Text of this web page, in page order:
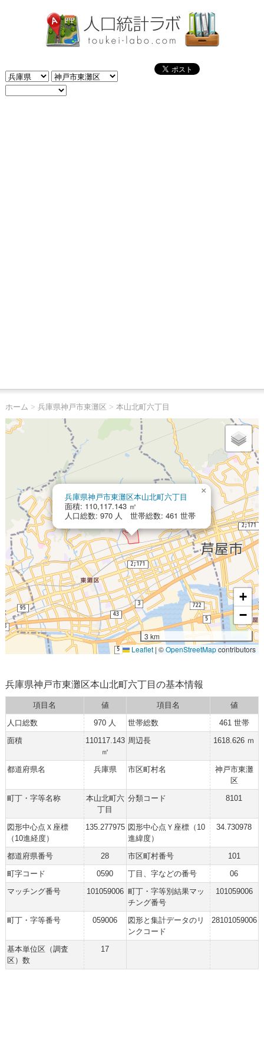
ホーム > 兵庫県神戸市東灘区 > 本山北町六丁目
兵庫県神戸市東灘区本山北町六丁目
面積: 110,117.143 ㎡
人口総数: 970 人 世帯総数: 461 世帯
×
+
−
3 km
Leaflet | ©OpenStreetMapcontributors
兵庫県神戸市東灘区本山北町六丁目の基本情報
項目名 値 項目名
値
人口総数
970 人 世帯総数
461 世帯
面積
110117.143
㎡
周辺長 1618.626 ｍ
都道府県名 兵庫県 市区町村名
神戸市東灘
区
町丁・字等名称
本山北町六
丁目
分類コード 8101
図形中心点Ｘ座標
（10進経度）
135.277975 図形中心点Ｙ座標（10
進緯度）
34.730978
都道府県番号 28 市区町村番号
101
町字コード
0590 丁目、字などの番号
06
マッチング番号
101059006 町丁・字等別結果マッ
チング番号
101059006
町丁・字等番号 059006
図形と集計データのリ
ンクコード
28101059006
基本単位区（調査
区）数
17